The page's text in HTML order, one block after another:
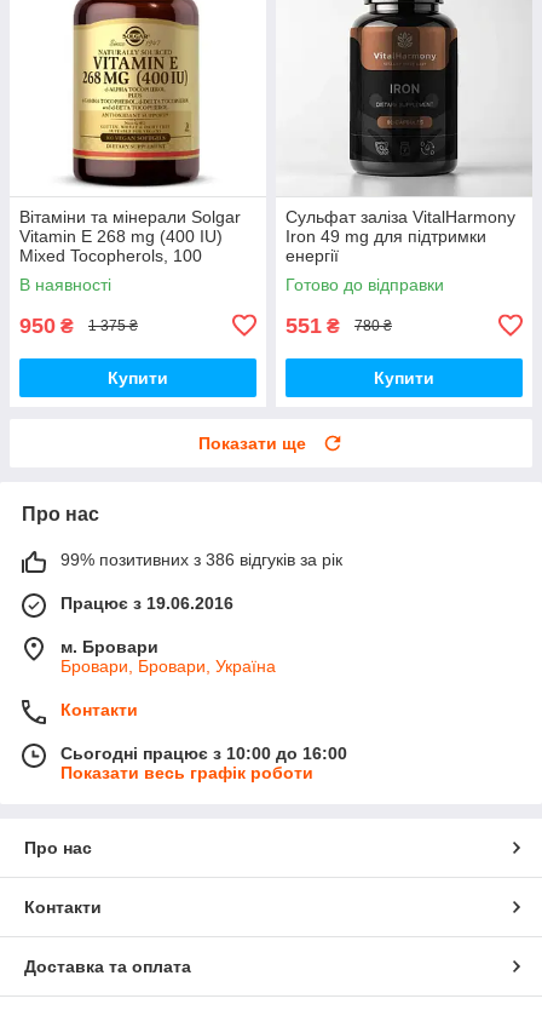
Вітаміни та мінерали Solgar
Vitamin E 268 mg (400 IU)
Mixed Tocopherols, 100
вегакапсул
В наявності
950 ₴ 1 375 ₴
Купити
Сульфат заліза VitalHarmony
Iron 49 mg для підтримки
енергії
Готово до відправки
551 ₴ 780 ₴
Купити
Показати ще
Про нас
99% позитивних з 386 відгуків за рік
Працює з 19.06.2016
м. Бровари
Бровари, Бровари, Україна
Контакти
Сьогодні працює з 10:00 до 16:00
Показати весь графік роботи
Про нас
Контакти
Доставка та оплата